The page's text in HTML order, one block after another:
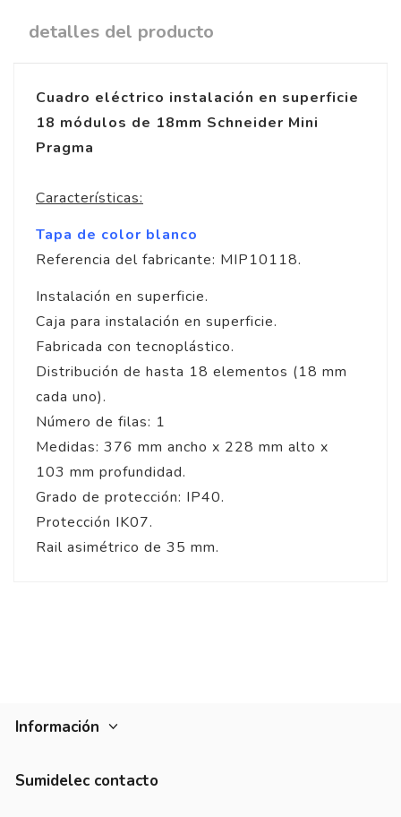
detalles del producto
Cuadro eléctrico instalación en superficie
18 módulos de 18mm Schneider Mini
Pragma
Características:
Tapa de color blanco
Referencia del fabricante: MIP10118.
Instalación en superficie.
Caja para instalación en superficie.
Fabricada con tecnoplástico.
Distribución de hasta 18 elementos (18 mm
cada uno).
Número de filas: 1
Medidas: 376 mm ancho x 228 mm alto x
103 mm profundidad.
Grado de protección: IP40.
Protección IK07.
Rail asimétrico de 35 mm.
Información
Sumidelec contacto